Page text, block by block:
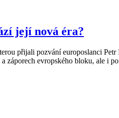
její nová éra?
přijali pozvání europoslanci
evropského bloku, ale i